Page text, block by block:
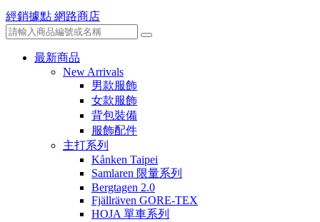
經銷據點 網路商店
最新商品
New Arrivals
男款服飾
女款服飾
背包裝備
服飾配件
主打系列
Kånken Taipei
Samlaren 限量系列
Bergtagen 2.0
Fjällräven GORE-TEX
HOJA 單車系列